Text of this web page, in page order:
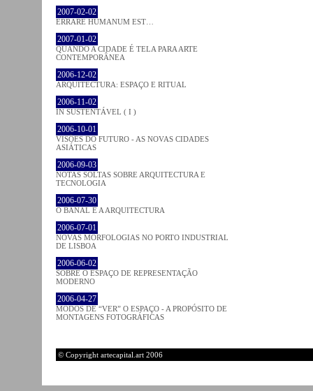
2007-02-02
ERRARE HUMANUM EST…
2007-01-02
QUANDO A CIDADE É TELA PARA ARTE
CONTEMPORÂNEA
2006-12-02
ARQUITECTURA: ESPAÇO E RITUAL
2006-11-02
IN SUSTENTÁVEL ( I )
2006-10-01
VISÕES DO FUTURO - AS NOVAS CIDADES
ASIÁTICAS
2006-09-03
NOTAS SOLTAS SOBRE ARQUITECTURA E
TECNOLOGIA
2006-07-30
O BANAL E A ARQUITECTURA
2006-07-01
NOVAS MORFOLOGIAS NO PORTO INDUSTRIAL
DE LISBOA
2006-06-02
SOBRE O ESPAÇO DE REPRESENTAÇÃO
MODERNO
2006-04-27
MODOS DE “VER” O ESPAÇO - A PROPÓSITO DE
MONTAGENS FOTOGRÁFICAS
© Copyright artecapital.art 2006